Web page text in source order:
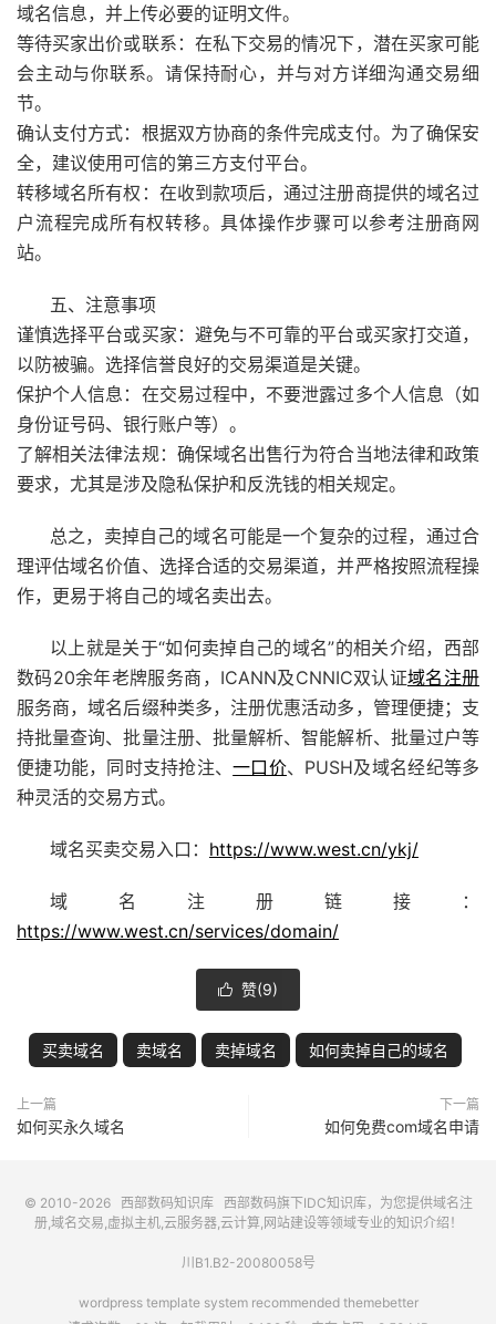
域名信息，并上传必要的证明文件。
等待买家出价或联系：在私下交易的情况下，潜在买家可能
会主动与你联系。请保持耐心，并与对方详细沟通交易细
节。
确认支付方式：根据双方协商的条件完成支付。为了确保安
全，建议使用可信的第三方支付平台。
转移域名所有权：在收到款项后，通过注册商提供的域名过
户流程完成所有权转移。具体操作步骤可以参考注册商网
站。
五、注意事项
谨慎选择平台或买家：避免与不可靠的平台或买家打交道，
以防被骗。选择信誉良好的交易渠道是关键。
保护个人信息：在交易过程中，不要泄露过多个人信息（如
身份证号码、银行账户等）。
了解相关法律法规：确保域名出售行为符合当地法律和政策
要求，尤其是涉及隐私保护和反洗钱的相关规定。
总之，卖掉自己的域名可能是一个复杂的过程，通过合
理评估域名价值、选择合适的交易渠道，并严格按照流程操
作，更易于将自己的域名卖出去。
以上就是关于“如何卖掉自己的域名”的相关介绍， 西部
数码20余年老牌服务商，ICANN及CNNIC双认证域名注册
服务商，域名后缀种类多，注册优惠活动多，管理便捷；支
持批量查询、批量注册、批量解析、智能解析、批量过户等
便捷功能，同时支持抢注、一口价、PUSH及域名经纪等多
种灵活的交易方式。
域名买卖交易入口： https://www.west.cn/ykj/
域名注册链接：
https://www.west.cn/services/domain/
 赞(9)
买卖域名 卖域名 卖掉域名 如何卖掉自己的域名
上一篇
如何买永久域名
下一篇
如何免费com域名申请
© 2010-2026 西部数码知识库 西部数码旗下IDC知识库，为您提供域名注
册,域名交易,虚拟主机,云服务器,云计算,网站建设等领域专业的知识介绍！
川B1.B2-20080058号
wordpress template system recommended themebetter